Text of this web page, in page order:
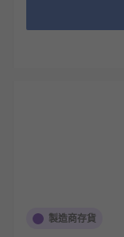
製造商存貨